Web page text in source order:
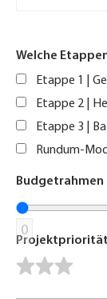
Welche
Etappe 1 |
Etappe 2 |
Etappe 3 |
Rundum-
Budgetrahmen
0
Projektpriorität